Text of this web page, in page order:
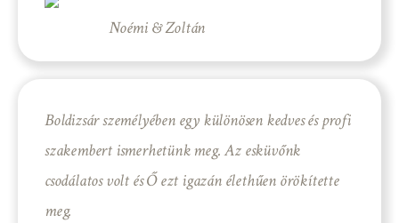
Noémi & Zoltán
Boldizsár személyében egy különösen kedves és profi
szakembert ismerhetünk meg. Az esküvőnk
csodálatos volt és Ő ezt igazán élethűen örökítette
meg.